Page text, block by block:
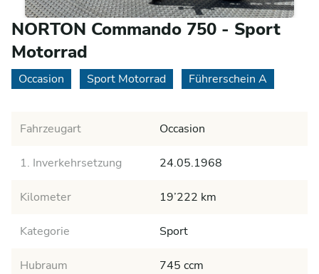
NORTON Commando 750 - Sport
Motorrad
Occasion Sport Motorrad Führerschein A
Fahrzeugart Occasion
1. Inverkehrsetzung 24.05.1968
Kilometer 19’222 km
Kategorie Sport
Hubraum 745 ccm